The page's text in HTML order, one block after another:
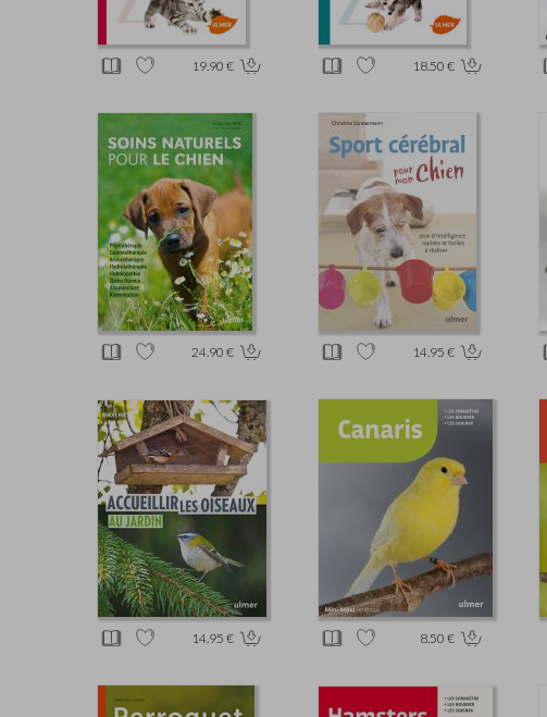
19.90 € 18.50 €
24.90 € 14.95 €
14.95 € 8.50 €